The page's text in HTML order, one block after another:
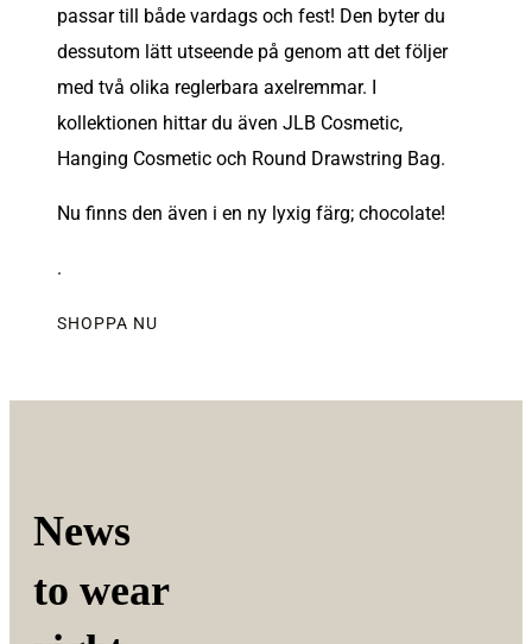
passar till både vardags och fest! Den byter du
dessutom lätt utseende på genom att det följer
med två olika reglerbara axelremmar. I
kollektionen hittar du även JLB Cosmetic,
Hanging Cosmetic och Round Drawstring Bag.
Nu finns den även i en ny lyxig färg; chocolate!
.
SHOPPA NU
News
to wear